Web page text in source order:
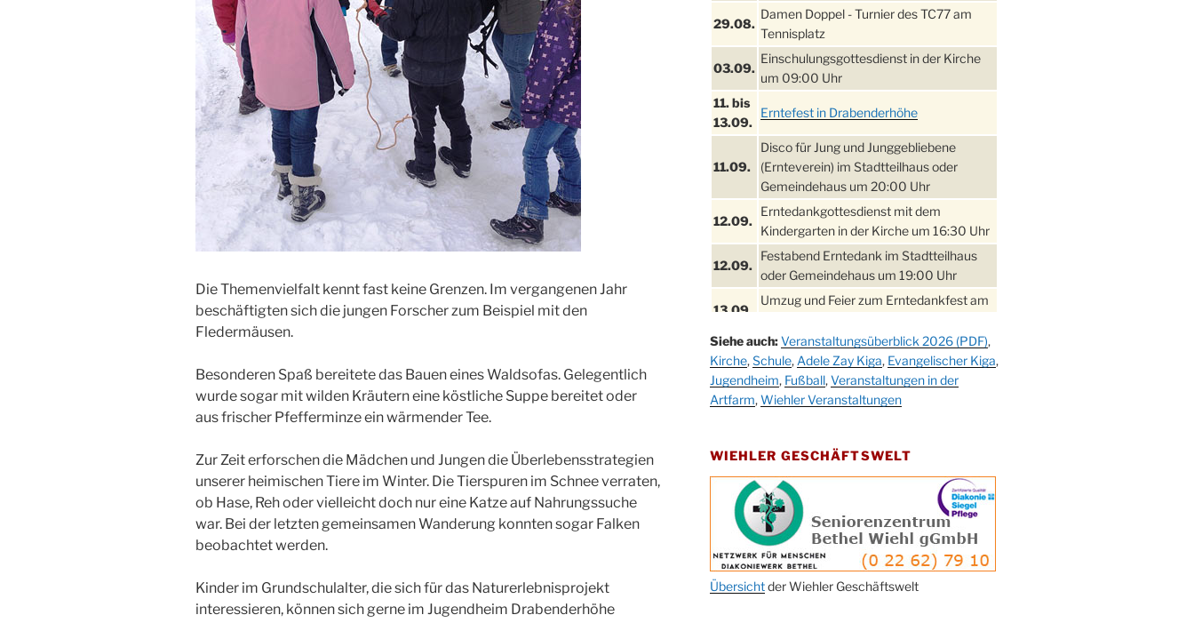
Die Themenvielfalt kennt fast keine Grenzen. Im vergangenen Jahr
beschäftigten sich die jungen Forscher zum Beispiel mit den
Fledermäusen.
Besonderen Spaß bereitete das Bauen eines Waldsofas. Gelegentlich
wurde sogar mit wilden Kräutern eine köstliche Suppe bereitet oder
aus frischer Pfefferminze ein wärmender Tee.
Zur Zeit erforschen die Mädchen und Jungen die Überlebensstrategien
unserer heimischen Tiere im Winter. Die Tierspuren im Schnee verraten,
ob Hase, Reh oder vielleicht doch nur eine Katze auf Nahrungssuche
war. Bei der letzten gemeinsamen Wanderung konnten sogar Falken
beobachtet werden.
Kinder im Grundschulalter, die sich für das Naturerlebnisprojekt
interessieren, können sich gerne im Jugendheim Drabenderhöhe
29.08.
Damen Doppel - Turnier des TC77 am
Tennisplatz
03.09.
Einschulungsgottesdienst in der Kirche
um 09:00 Uhr
11. bis
13.09.
Erntefest in Drabenderhöhe
11.09.
Disco für Jung und Junggebliebene
(Ernteverein) im Stadtteilhaus oder
Gemeindehaus um 20:00 Uhr
12.09.
Erntedankgottesdienst mit dem
Kindergarten in der Kirche um 16:30 Uhr
12.09.
Festabend Erntedank im Stadtteilhaus
oder Gemeindehaus um 19:00 Uhr
13.09.
Umzug und Feier zum Erntedankfest am
19.09.
Schlagerabend im Stadtteilhaus
Drabenderhöhe
25. u.
26.09.
Oktoberfest im Cafe XXS
10-12 Uhr
09.10.
Afterwork-Andacht um 18:00 Uhr in der
Kirche
10.10.
Sandmännchen-Gottesdienst in der
Kirche oder im Ev. Gemeindehaus um
18:00 Uhr
11.10.
Oktoberfest MGV im Stadtteilhaus um
Siehe auch: Veranstaltungsüberblick 2026 (PDF),
Kirche,Schule, Adele Zay Kiga, Evangelischer Kiga,
Jugendheim, Fußball,Veranstaltungen in der
Artfarm,Wiehler Veranstaltungen
WIEHLER GESCHÄFTSWELT
Übersichtder Wiehler Geschäftswelt